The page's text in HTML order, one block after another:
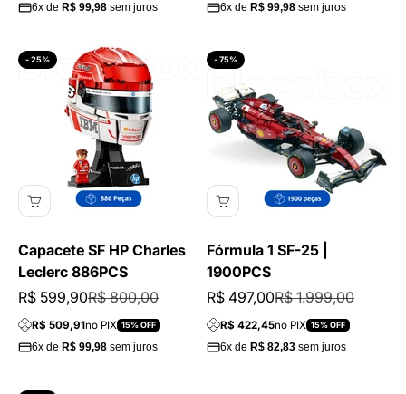
6x de R$ 99,98 sem juros 6x de R$ 99,98 sem juros
- 25%
Capacete SF HP Charles
Leclerc 886PCS
Preço promocional
R$ 599,90Preço normal
R$ 800,00
R$ 509,91no PIX 15% OFF
6x de R$ 99,98 sem juros
- 75%
Fórmula 1 SF-25 |
1900PCS
Preço promocional
R$ 497,00Preço normal
R$ 1.999,00
R$ 422,45no PIX 15% OFF
6x de R$ 82,83 sem juros